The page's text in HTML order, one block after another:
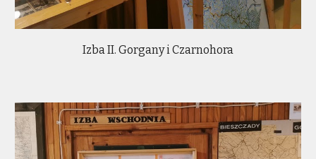
Izba II. Gorgany i Czarnohora